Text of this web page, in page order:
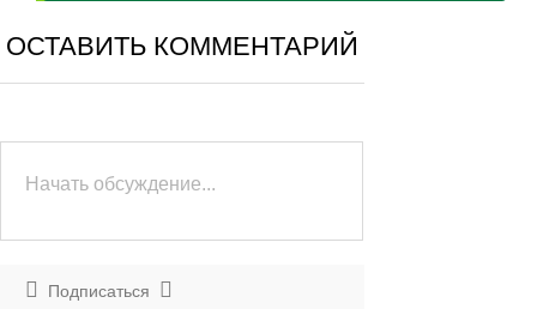
ОСТАВИТЬ КОММЕНТАРИЙ
Подписаться